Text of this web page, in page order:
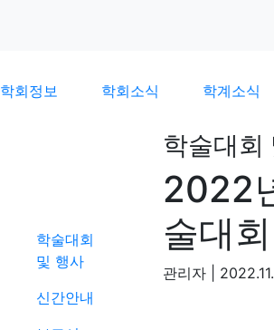
학회정보 학회소식 학계소식
학술대회
및 행사
신간안내
학술대회
2022
술대
관리자